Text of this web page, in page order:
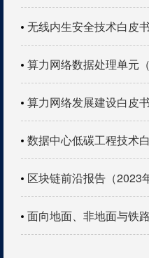
无线内生安全技术白皮
算力网络数据处理单元
算力网络发展建设白皮
数据中心低碳工程技术
区块链前沿报告（2023
面向地面、非地面与铁